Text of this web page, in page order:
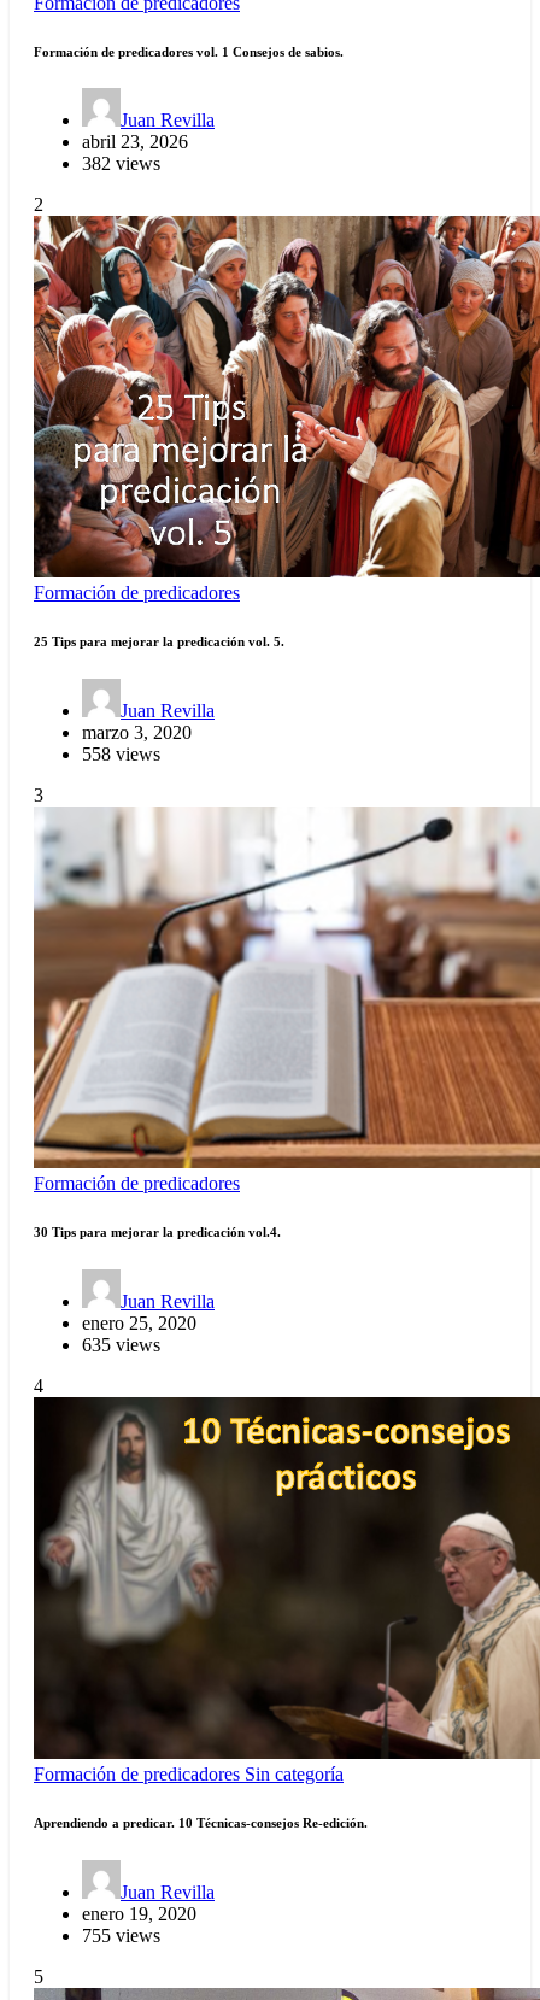
Formación de predicadores vol. 1 Consejos de sabios.
Juan Revilla
abril 23, 2026
382 views
2
Formación de predicadores
25 Tips para mejorar la predicación vol. 5.
Juan Revilla
marzo 3, 2020
558 views
3
Formación de predicadores
30 Tips para mejorar la predicación vol.4.
Juan Revilla
enero 25, 2020
635 views
4
Formación de predicadores Sin categoría
Aprendiendo a predicar. 10 Técnicas-consejos Re-edición.
Juan Revilla
enero 19, 2020
755 views
5